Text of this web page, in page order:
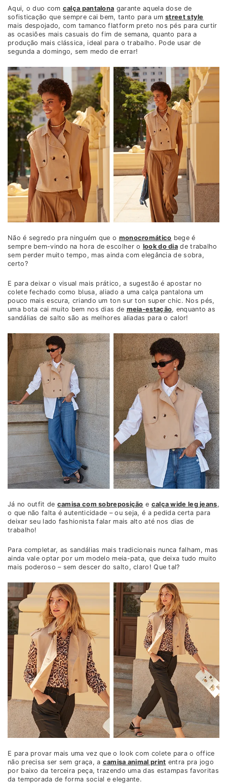
Aqui, o duo com calça pantalona garante aquela dose de
sofisticação que sempre cai bem, tanto para umstreet style
mais despojado, com tamanco flatform preto nos pés para curtir
as ocasiões mais casuais do fim de semana, quanto para a
produção mais clássica, ideal para o trabalho. Pode usar de
segunda a domingo, sem medo de errar!
Não é segredo pra ninguém que o monocromático bege é
sempre bem-vindo na hora de escolher o look do dia de trabalho
sem perder muito tempo, mas ainda com elegância de sobra,
certo?
E para deixar o visual mais prático, a sugestão é apostar no
colete fechado como blusa, aliado a uma calça pantalona um
pouco mais escura, criando um ton sur ton super chic. Nos pés,
uma bota cai muito bem nos dias de meia-estação, enquanto as
sandálias de salto são as melhores aliadas para o calor!
Já no outfit de camisa com sobreposição e calça wide leg jeans,
o que não falta é autenticidade – ou seja, é a pedida certa para
deixar seu lado fashionista falar mais alto até nos dias de
trabalho!
Para completar, as sandálias mais tradicionais nunca falham, mas
ainda vale optar por um modelo meia-pata, que deixa tudo muito
mais poderoso – sem descer do salto, claro! Que tal?
E para provar mais uma vez que o look com colete para o office
não precisa ser sem graça, a camisa animal print entra pra jogo
por baixo da terceira peça, trazendo uma das estampas favoritas
da temporada de forma social e elegante.